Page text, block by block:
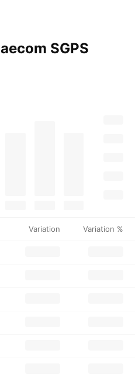
SGPS
Variation Variation %